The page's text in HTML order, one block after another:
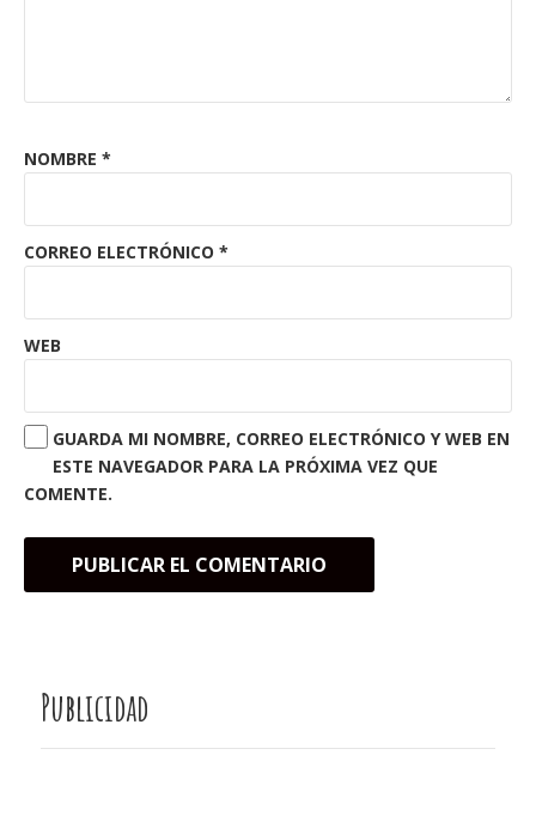
NOMBRE *
CORREO ELECTRÓNICO *
WEB
GUARDA MI NOMBRE, CORREO ELECTRÓNICO Y WEB EN
ESTE NAVEGADOR PARA LA PRÓXIMA VEZ QUE
COMENTE.
Publicidad